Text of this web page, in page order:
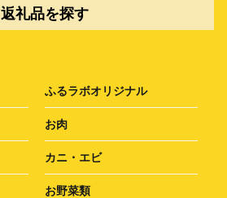
返礼品を探す
ふるラボオリジナル
お肉
カニ・エビ
お野菜類